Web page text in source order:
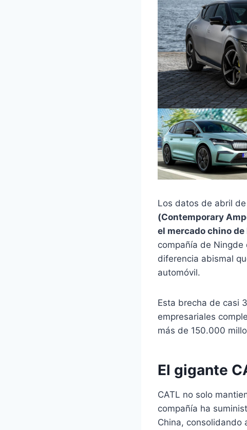
Los datos de abril
(Contemporary
el mercado chino
compañía de Ningde
diferencia abismal
automóvil.
Esta brecha de casi
empresariales
más de 150.000
El gigante
CATL no solo
compañía ha
China, consolidando